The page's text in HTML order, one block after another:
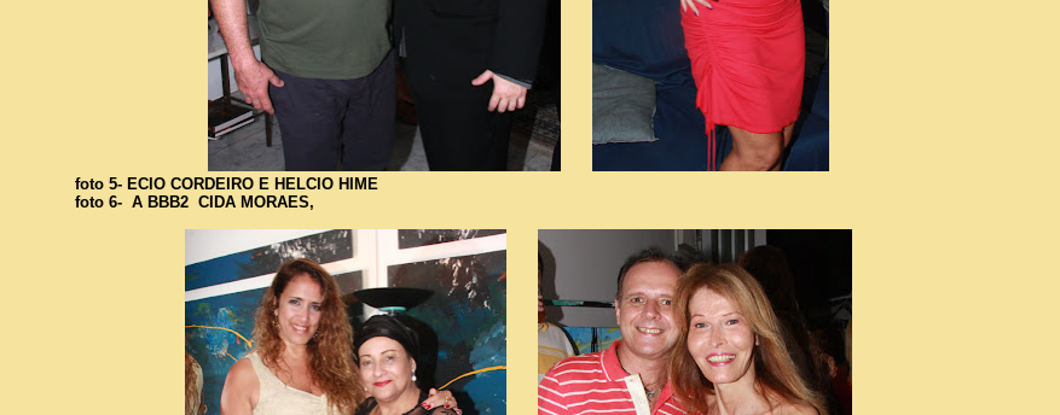
foto 5- ECIO CORDEIRO E HELCIO HIME
foto 6- A BBB2 CIDA MORAES,